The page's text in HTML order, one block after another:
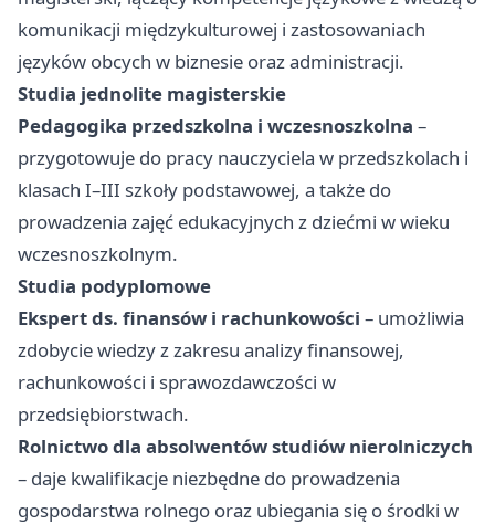
komunikacji międzykulturowej i zastosowaniach
języków obcych w biznesie oraz administracji.
Studia jednolite magisterskie
Pedagogika przedszkolna i wczesnoszkolna –
przygotowuje do pracy nauczyciela w przedszkolach i
klasach I–III szkoły podstawowej, a także do
prowadzenia zajęć edukacyjnych z dziećmi w wieku
wczesnoszkolnym.
Studia podyplomowe
Ekspert ds. finansów i rachunkowości – umożliwia
zdobycie wiedzy z zakresu analizy finansowej,
rachunkowości i sprawozdawczości w
przedsiębiorstwach.
Rolnictwo dla absolwentów studiów nierolniczych
– daje kwalifikacje niezbędne do prowadzenia
gospodarstwa rolnego oraz ubiegania się o środki w